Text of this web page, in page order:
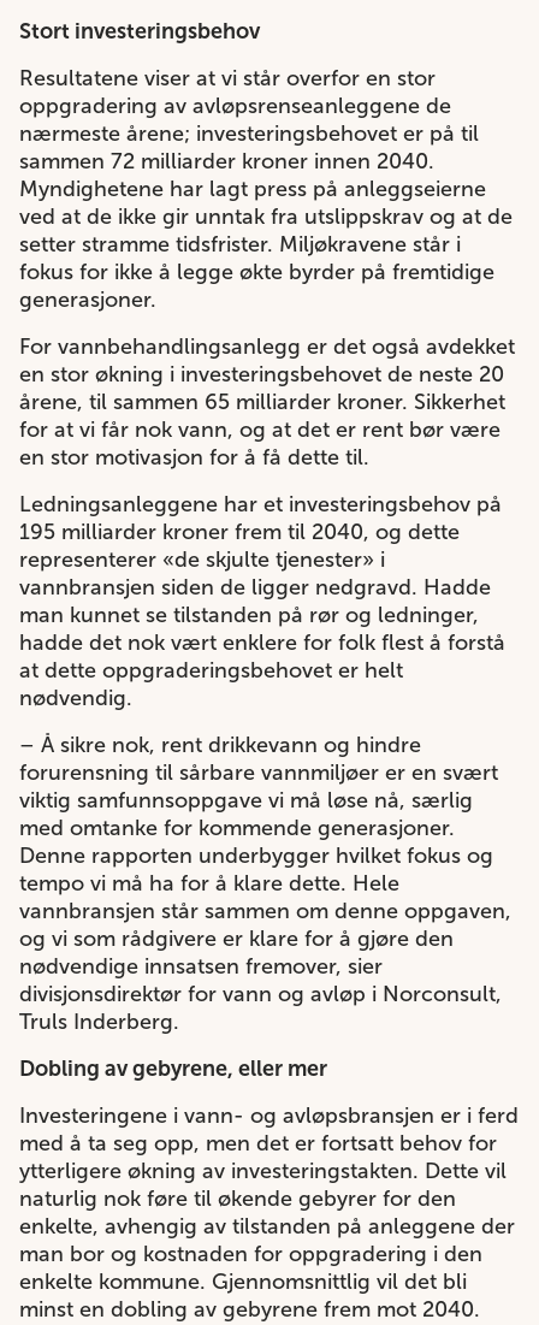
Stort investeringsbehov
Resultatene viser at vi står overfor en stor
oppgradering av avløpsrenseanleggene de
nærmeste årene; investeringsbehovet er på til
sammen 72 milliarder kroner innen 2040.
Myndighetene har lagt press på anleggseierne
ved at de ikke gir unntak fra utslippskrav og at de
setter stramme tidsfrister. Miljøkravene står i
fokus for ikke å legge økte byrder på fremtidige
generasjoner.
For vannbehandlingsanlegg er det også avdekket
en stor økning i investeringsbehovet de neste 20
årene, til sammen 65 milliarder kroner. Sikkerhet
for at vi får nok vann, og at det er rent bør være
en stor motivasjon for å få dette til.
Ledningsanleggene har et investeringsbehov på
195 milliarder kroner frem til 2040, og dette
representerer «de skjulte tjenester» i
vannbransjen siden de ligger nedgravd. Hadde
man kunnet se tilstanden på rør og ledninger,
hadde det nok vært enklere for folk flest å forstå
at dette oppgraderingsbehovet er helt
nødvendig.
– Å sikre nok, rent drikkevann og hindre
forurensning til sårbare vannmiljøer er en svært
viktig samfunnsoppgave vi må løse nå, særlig
med omtanke for kommende generasjoner.
Denne rapporten underbygger hvilket fokus og
tempo vi må ha for å klare dette. Hele
vannbransjen står sammen om denne oppgaven,
og vi som rådgivere er klare for å gjøre den
nødvendige innsatsen fremover, sier
divisjonsdirektør for vann og avløp i Norconsult,
Truls Inderberg.
Dobling av gebyrene, eller mer
Investeringene i vann- og avløpsbransjen er i ferd
med å ta seg opp, men det er fortsatt behov for
ytterligere økning av investeringstakten. Dette vil
naturlig nok føre til økende gebyrer for den
enkelte, avhengig av tilstanden på anleggene der
man bor og kostnaden for oppgradering i den
enkelte kommune. Gjennomsnittlig vil det bli
minst en dobling av gebyrene frem mot 2040.